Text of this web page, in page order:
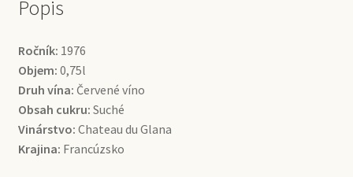
Popis
Ročník: 1976
Objem: 0,75l
Druh vína: Červené víno
Obsah cukru: Suché
Vinárstvo: Chateau du Glana
Krajina: Francúzsko